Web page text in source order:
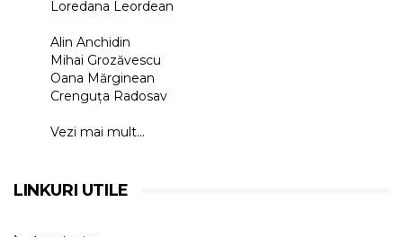
Loredana Leordean
Alin Anchidin
Mihai Grozăvescu
Oana Mărginean
Crenguța Radosav
Vezi mai mult...
LINKURI UTILE